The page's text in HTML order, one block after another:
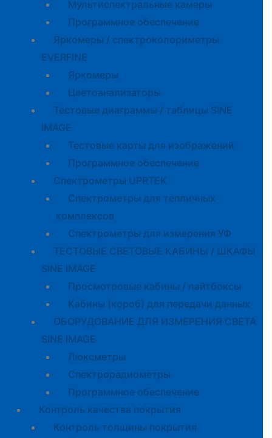
Мультиспектральные камеры
Программное обеспечение
Яркомеры / спектроколориметры
EVERFINE
Яркомеры
Цветоанализаторы
Тестовые диаграммы / таблицы SINE
IMAGE
Тестовые карты для изображений
Программное обеспечение
Спектрометры UPRTEK
Спектрометры для тепличных
комплексов
Спектрометры для измерения УФ
ТЕСТОВЫЕ СВЕТОВЫЕ КАБИНЫ / ШКАФЫ
SINE IMAGE
Просмотровые кабины / лайтбоксы
Кабины (короб) для передачи данных
ОБОРУДОВАНИЕ ДЛЯ ИЗМЕРЕНИЯ СВЕТА
SINE IMAGE
Люксметры
Спектрорадиометры
Программное обеспечение
Контроль качества покрытия
Контроль толщины покрытия